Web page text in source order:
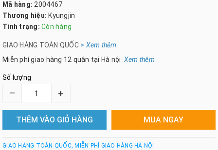
Mã hàng: 2004467
Thương hiệu: Kyungjin
Tình trạng: Còn hàng
GIAO HÀNG TOÀN QUỐC > Xem thêm
Miễn phí giao hàng 12 quận tại Hà nội Xem thêm
Số lượng
– +
THÊM VÀO GIỎ HÀNG MUA NGAY
GIAO HÀNG TOÀN QUỐC, MIỄN PHÍ GIAO HÀNG HÀ NỘI